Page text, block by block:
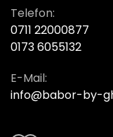
Telefon:
0711 22000877
0173 6055132
E-Mail:
info@babor-by-